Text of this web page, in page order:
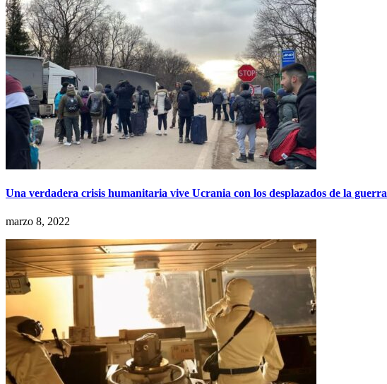
Una verdadera crisis humanitaria vive Ucrania con los desplazados de la guerra
marzo 8, 2022